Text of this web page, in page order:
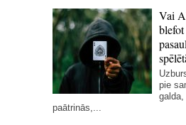
Vai
pie
paātrinās,...